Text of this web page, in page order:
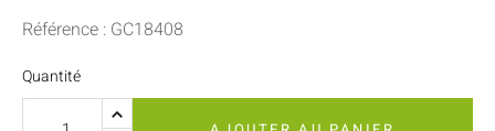
Référence : GC18408
Quantité